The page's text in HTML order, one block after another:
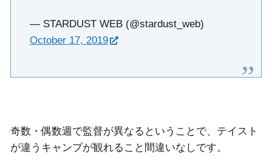
— STARDUST WEB (@stardust_web)
October 17, 2019
奇数・偶数週で監督が異なるということで、テイスト
が違うキャンプが観れること間違いなしです。